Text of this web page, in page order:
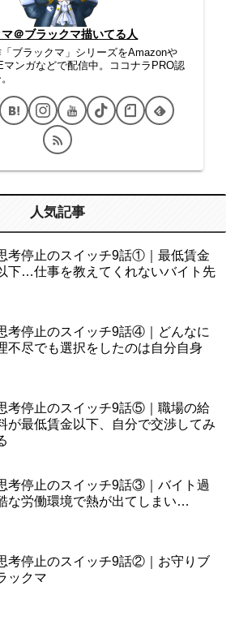
マ＠ブラックマ描いてる人
ブラックマ」シリーズをAmazonや
マンガなどで配信中。ココナラPRO認
人気記事
考停止のスイッチ9話①｜最低賃金
下…仕事を教えてくれないバイト先
考停止のスイッチ9話④｜どんなに
不尽でも選択をしたのは自分自身
考停止のスイッチ9話⑤｜職場の給
が最低賃金以下、自分で交渉してみ
考停止のスイッチ9話③｜バイト過
な労働環境で熱が出てしまい…
考停止のスイッチ9話②｜お守りブ
ックマ